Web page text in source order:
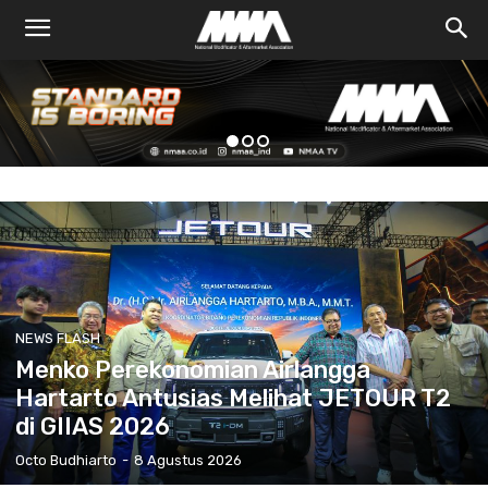
NEWS FLASH
Menko Perekonomian Airlangga
Hartarto Antusias Melihat JETOUR T2
di GIIAS 2026
Octo Budhiarto - 8 Agustus 2026